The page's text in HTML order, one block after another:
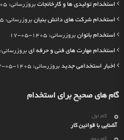
استخدام تولیدی ها و کارخانجات بروزرسانی: 1405-05-17
استخدام شرکت های دانش بنیان بروزرسانی: 1405-05-17
استخدام بانوان بروزرسانی: 1405-05-17
استخدام مهارت های فنی و حرفه ای بروزرسانی: 1405-05-17
اخبار استخدامی جدید بروزرسانی: 1405-05-17
گام های صحیح برای استخدام
گام اول
آشنایی با قوانین کار